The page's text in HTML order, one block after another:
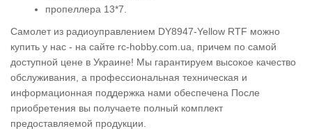
пропеллера 13*7.
Самолет из радиоуправлением DY8947-Yellow RTF можно
купить у нас - на сайте rc-hobby.com.ua, причем по самой
доступной цене в Украине! Мы гарантируем высокое качество
обслуживания, а профессиональная техническая и
информационная поддержка нами обеспечена После
приобретения вы получаете полный комплект
предоставляемой продукции.